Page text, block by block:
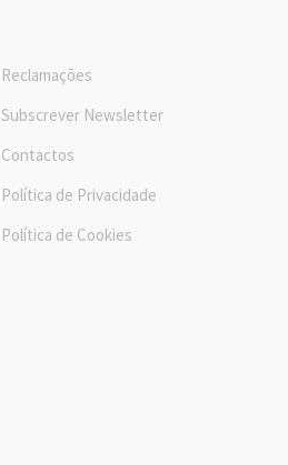
Reclamações
Subscrever Newsletter
Contactos
Política de Privacidade
Política de Cookies